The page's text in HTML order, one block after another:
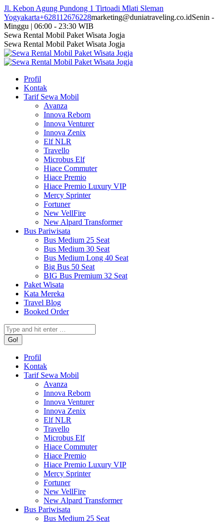
Skip
to
content
Jl. Kebon Agung Pundong 1 Tirtoadi Mlati Sleman
Yogyakarta+628112676228marketing@duniatraveling.co.idSenin -
Minggu | 06:00 - 23:30 WIB
Facebook
page
opens
in
window
Twitter
page
opens
in
window
Instagram
page
opens
in
window
YouTube
page
opens
in
window
Sewa Rental Mobil Paket Wisata Jogja
Sewa Rental Mobil Paket Wisata Jogja
Profil
Kontak
Tarif Sewa Mobil
Avanza
Innova Reborn
Innova Venturer
Innova Zenix
Elf NLR
Travello
Microbus Elf
Hiace Commuter
Hiace Premio
Hiace Premio Luxury VIP
Mercy Sprinter
Fortuner
New VellFire
New Alpard Transformer
Bus Pariwisata
Bus Medium 25 Seat
Bus Medium 30 Seat
Bus Medium Long 40 Seat
Big Bus 50 Seat
BIG Bus Premium 32 Seat
Paket Wisata
Kata Mereka
Travel Blog
Booked Order
Search:
Profil
Kontak
Tarif Sewa Mobil
Avanza
Innova Reborn
Innova Venturer
Innova Zenix
Elf NLR
Travello
Microbus Elf
Hiace Commuter
Hiace Premio
Hiace Premio Luxury VIP
Mercy Sprinter
Fortuner
New VellFire
New Alpard Transformer
Bus Pariwisata
Bus Medium 25 Seat